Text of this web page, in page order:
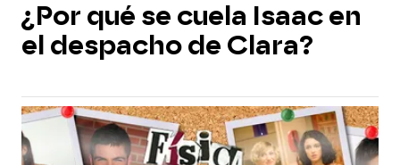
¿Por qué se cuela Isaac en
el despacho de Clara?